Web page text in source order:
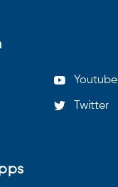
Youtube
Twitter